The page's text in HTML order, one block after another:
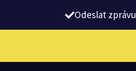
Odeslat zprávu